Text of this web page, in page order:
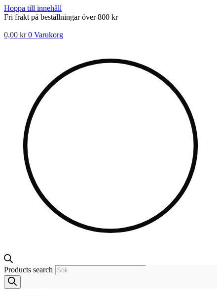
Hoppa till innehåll
Fri frakt på beställningar över 800 kr
0,00 kr 0 Varukorg
Products search